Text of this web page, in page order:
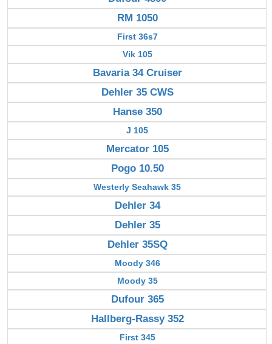
RM 1050
First 36s7
Vik 105
Bavaria 34 Cruiser
Dehler 35 CWS
Hanse 350
J 105
Mercator 105
Pogo 10.50
Westerly Seahawk 35
Dehler 34
Dehler 35
Dehler 35SQ
Moody 346
Moody 35
Dufour 365
Hallberg-Rassy 352
First 345